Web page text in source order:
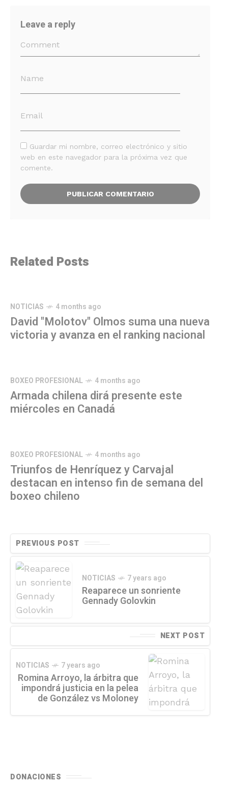
Leave a reply
Guardar mi nombre, correo electrónico y sitio
web en este navegador para la próxima vez que
comente.
Related Posts
NOTICIAS 4 months ago
David "Molotov" Olmos suma una nueva
victoria y avanza en el ranking nacional
BOXEO PROFESIONAL 4 months ago
Armada chilena dirá presente este
miércoles en Canadá
BOXEO PROFESIONAL 4 months ago
Triunfos de Henríquez y Carvajal
destacan en intenso fin de semana del
boxeo chileno
PREVIOUS POST
NOTICIAS 7 years ago
Reaparece un sonriente
Gennady Golovkin
NEXT POST
NOTICIAS 7 years ago
Romina Arroyo, la árbitra que
impondrá justicia en la pelea
de González vs Moloney
DONACIONES